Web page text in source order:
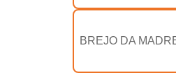
BREJO DA